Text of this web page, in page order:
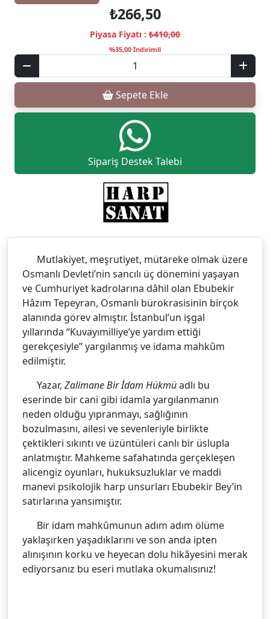
₺266,50
Piyasa Fiyatı : ₺410,00
%35,00 İndirimli
Sepete Ekle
Sipariş Destek Talebi
Mutlakiyet, meşrutiyet, mütareke olmak üzere
Osmanlı Devleti’nin sancılı üç dönemini yaşayan
ve Cumhuriyet kadrolarına dâhil olan Ebubekir
Hâzım Tepeyran, Osmanlı bürokrasisinin birçok
alanında görev almıştır. İstanbul’un işgal
yıllarında “Kuvayımilliye’ye yardım ettiği
gerekçesiyle” yargılanmış ve idama mahkûm
edilmiştir.
Yazar, Zalimane Bir İdam Hükmüadlı bu
eserinde bir cani gibi idamla yargılanmanın
neden olduğu yıpranmayı, sağlığının
bozulmasını, ailesi ve sevenleriyle birlikte
çektikleri sıkıntı ve üzüntüleri canlı bir üslupla
anlatmıştır. Mahkeme safahatında gerçekleşen
alicengiz oyunları, hukuksuzluklar ve maddi
manevi psikolojik harp unsurları Ebubekir Bey’in
satırlarına yansımıştır.
Bir idam mahkûmunun adım adım ölüme
yaklaşırken yaşadıklarını ve son anda ipten
alınışının korku ve heyecan dolu hikâyesini merak
ediyorsanız bu eseri mutlaka okumalısınız!